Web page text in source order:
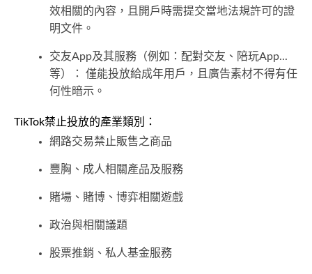
效相關的內容，且開戶時需提交當地法規許可的證
明文件。
交友App及其服務（例如：配對交友、陪玩App...
等）： 僅能投放給成年用戶，且廣告素材不得有任
何性暗示。
TikTok禁止投放的產業類別：
網路交易禁止販售之商品
豐胸、成人相關產品及服務
賭場、賭博、博弈相關遊戲
政治與相關議題
股票推銷、私人基金服務